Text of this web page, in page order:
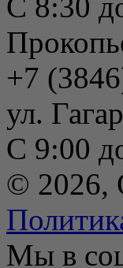
С 8:30
+7
ул.
С 9:00
© 2026,
Мы в